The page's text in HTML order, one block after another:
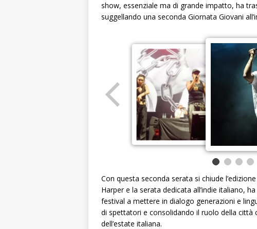
show, essenziale ma di grande impatto, ha
suggellando una seconda Giornata Giovani
Con questa seconda serata si chiude
Harper e la serata dedicata all’indie italiano,
festival a mettere in dialogo generazioni e
di spettatori e consolidando il ruolo della città
dell’estate italiana.